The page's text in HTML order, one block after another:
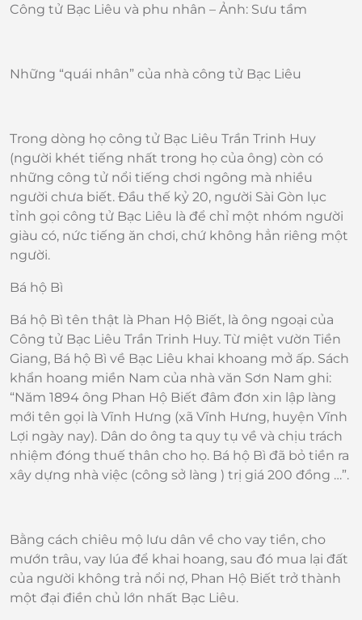
Công tử Bạc Liêu và phu nhân – Ảnh: Sưu tầm
Những “quái nhân” của nhà công tử Bạc Liêu
Trong dòng họ công tử Bạc Liêu Trần Trinh Huy
(người khét tiếng nhất trong họ của ông) còn có
những công tử nổi tiếng chơi ngông mà nhiều
người chưa biết. Đầu thế kỷ 20, người Sài Gòn lục
tỉnh gọi công tử Bạc Liêu là để chỉ một nhóm người
giàu có, nức tiếng ăn chơi, chứ không hẳn riêng một
người.
Bá hộ Bì
Bá hộ Bì tên thật là Phan Hộ Biết, là ông ngoại của
Công tử Bạc Liêu Trần Trinh Huy. Từ miệt vườn Tiền
Giang, Bá hộ Bì về Bạc Liêu khai khoang mở ấp. Sách
khẩn hoang miền Nam của nhà văn Sơn Nam ghi:
“Năm 1894 ông Phan Hộ Biết đâm đơn xin lập làng
mới tên gọi là Vĩnh Hưng (xã Vĩnh Hưng, huyện Vĩnh
Lợi ngày nay). Dân do ông ta quy tụ về và chịu trách
nhiệm đóng thuế thân cho họ. Bá hộ Bì đã bỏ tiền ra
xây dựng nhà việc (công sở làng ) trị giá 200 đồng …”.
Bằng cách chiêu mộ lưu dân về cho vay tiền, cho
mướn trâu, vay lúa để khai hoang, sau đó mua lại đất
của người không trả nổi nợ, Phan Hộ Biết trở thành
một đại điền chủ lớn nhất Bạc Liêu.